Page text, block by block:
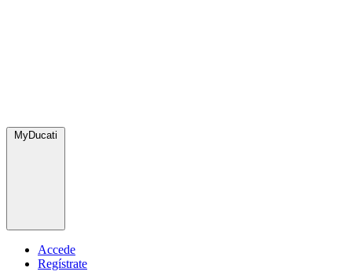
MyDucati
Accede
Regístrate